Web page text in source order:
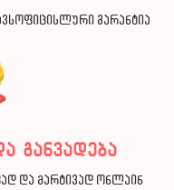
გარანტია
განვადება
და მარტივად ონლაინ